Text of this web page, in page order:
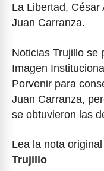
La Libertad, César
Juan Carranza.
Noticias Trujillo se
Imagen
Porvenir para
Juan Carranza,
se obtuvieron las
Lea la nota original
Trujillo